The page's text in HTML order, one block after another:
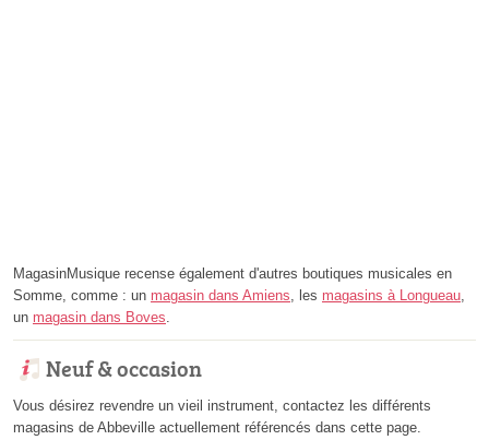
MagasinMusique recense également d'autres boutiques musicales en
Somme, comme : un magasin dans Amiens , les magasins à Longueau
un magasin dans Boves
Neuf & occasion
Vous désirez revendre un vieil instrument, contactez les différents
magasins de Abbeville actuellement référencés dans cette page.